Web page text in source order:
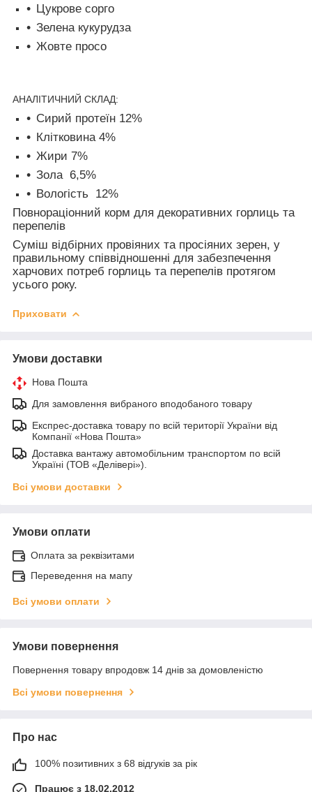
Цукрове сорго
Зелена кукурудза
Жовте просо
АНАЛІТИЧНИЙ СКЛАД:
Сирий протеїн 12%
Клітковина 4%
Жири 7%
Зола 6,5%
Вологість 12%
Повнораціонний корм для декоративних горлиць та
перепелів
Суміш відбірних провіяних та просіяних зерен, у
правильному співвідношенні для забезпечення
харчових потреб горлиць та перепелів протягом
усього року.
Приховати
Умови доставки
Нова Пошта
Для замовлення вибраного вподобаного товару
Експрес-доставка товару по всій території України від
Компанії «Нова Пошта»
Доставка вантажу автомобільним транспортом по всій
Україні (ТОВ «Делівері»).
Всі умови доставки
Умови оплати
Оплата за реквізитами
Переведення на мапу
Всі умови оплати
Умови повернення
Повернення товару впродовж 14 днів за домовленістю
Всі умови повернення
Про нас
100% позитивних з 68 відгуків за рік
Працює з 18.02.2012